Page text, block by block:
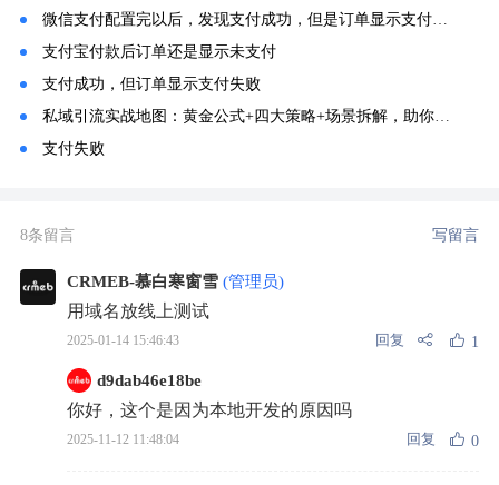
微信支付配置完以后，发现支付成功，但是订单显示支付失败，未支付
支付宝付款后订单还是显示未支付
支付成功，但订单显示支付失败
私域引流实战地图：黄金公式+四大策略+场景拆解，助你破解增长困局
支付失败
8条留言 写留言
CRMEB-慕白寒窗雪 (管理员)
用域名放线上测试
2025-01-14 15:46:43 回复 1
d9dab46e18be
你好，这个是因为本地开发的原因吗
2025-11-12 11:48:04 回复 0